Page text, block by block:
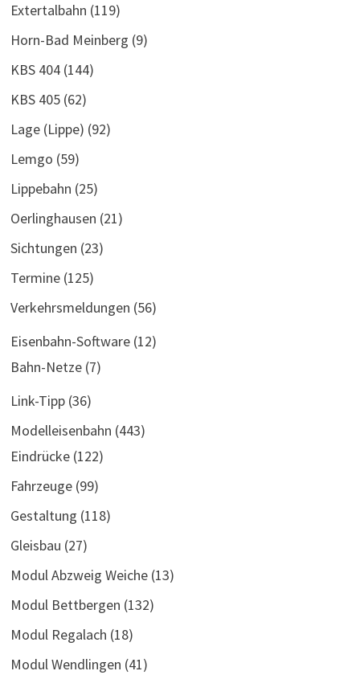
Extertalbahn (119)
Horn-Bad Meinberg (9)
KBS 404(144)
KBS 405(62)
Lage (Lippe) (92)
Lemgo (59)
Lippebahn (25)
Oerlinghausen (21)
Sichtungen (23)
Termine(125)
Verkehrsmeldungen (56)
Eisenbahn-Software(12)
Bahn-Netze(7)
Link-Tipp(36)
Modelleisenbahn (443)
Eindrücke(122)
Fahrzeuge(99)
Gestaltung (118)
Gleisbau (27)
Modul Abzweig Weiche(13)
Modul Bettbergen (132)
Modul Regalach (18)
Modul Wendlingen (41)